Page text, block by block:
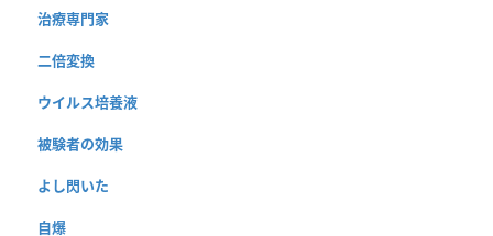
治療専門家
二倍変換
ウイルス培養液
被験者の効果
よし閃いた
自爆